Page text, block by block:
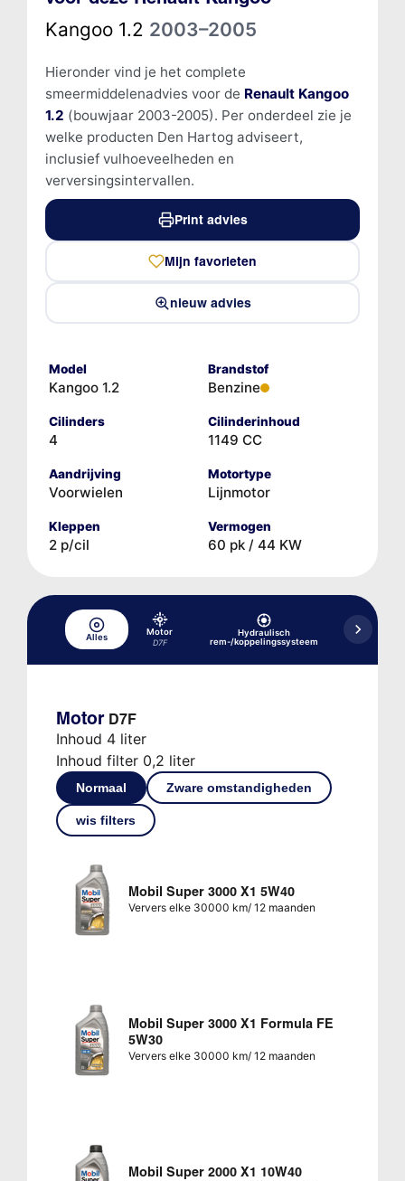
Kangoo 1.2 2003–2005
Hieronder vind je het complete
smeermiddelenadvies voor de Renault Kangoo
1.2 (bouwjaar 2003-2005). Per onderdeel zie je
welke producten Den Hartog adviseert,
inclusief vulhoeveelheden en
verversingsintervallen.
Print advies
Mijn favorieten
nieuw advies
Model
Kangoo 1.2
Brandstof
Benzine
Cilinders
4
Cilinderinhoud
1149 CC
Aandrijving
Voorwielen
Motortype
Lijnmotor
Kleppen
2 p/cil
Vermogen
60 pk / 44 KW
Alles
Motor
D7F
Hydraulisch
rem-/koppelingssysteem
Koelsysteem
Motor D7F
Inhoud 4 liter
Inhoud filter 0,2 liter
Normaal Zware omstandigheden
wis filters
Mobil Super 3000 X1 5W40
Ververs elke 30000 km/ 12 maanden
Mobil Super 3000 X1 Formula FE
5W30
Ververs elke 30000 km/ 12 maanden
Mobil Super 2000 X1 10W40